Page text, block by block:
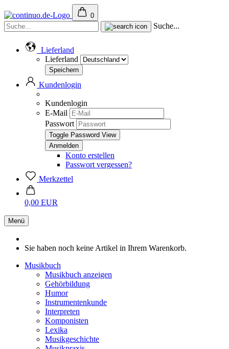
0
Suche...
Lieferland
Lieferland
Kundenlogin
Kundenlogin
E-Mail
Passwort
Toggle Password View
Konto erstellen
Passwort vergessen?
Merkzettel
0,00 EUR
Menü
Sie haben noch keine Artikel in Ihrem Warenkorb.
Musikbuch
Musikbuch anzeigen
Gehörbildung
Humor
Instrumentenkunde
Interpreten
Komponisten
Lexika
Musikgeschichte